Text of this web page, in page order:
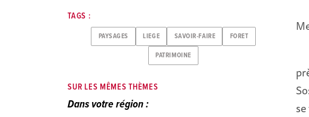
TAGS :
PAYSAGES LIEGE SAVOIR-FAIRE FORET
PATRIMOINE
SUR LES MÊMES THÈMES
Dans votre région :